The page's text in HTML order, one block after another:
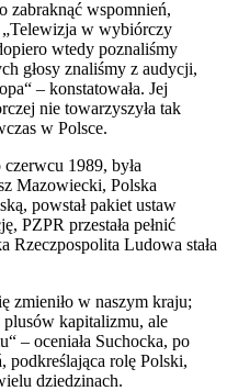
zabraknąć wspomnień,
„Telewizja w wybiórczy
wtedy poznaliśmy
głosy znaliśmy z audycji,
– konstatowała. Jej
nie towarzyszyła tak
w Polsce.
1989, była
Mazowiecki, Polska
powstał pakiet ustaw
PZPR przestała pełnić
Rzeczpospolita Ludowa stała
zmieniło w naszym kraju;
plusów kapitalizmu, ale
– oceniała Suchocka, po
podkreślająca rolę Polski,
dziedzinach.